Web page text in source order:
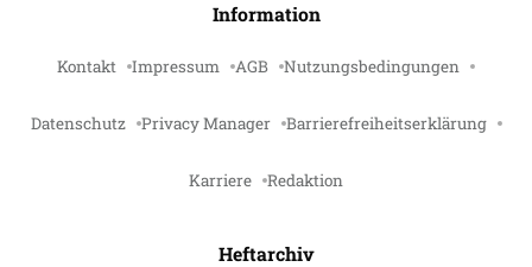
Information
Kontakt Impressum AGB Nutzungsbedingungen
Datenschutz Privacy Manager Barrierefreiheitserklärung
Karriere Redaktion
Heftarchiv